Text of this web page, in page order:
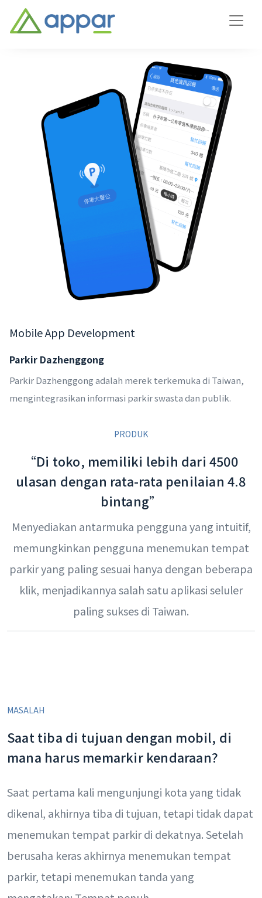
Mobile App Development
Parkir Dazhenggong
Parkir Dazhenggong adalah merek terkemuka di Taiwan,
mengintegrasikan informasi parkir swasta dan publik.
PRODUK
“Di toko, memiliki lebih dari 4500
ulasan dengan rata-rata penilaian 4.8
bintang”
Menyediakan antarmuka pengguna yang intuitif,
memungkinkan pengguna menemukan tempat
parkir yang paling sesuai hanya dengan beberapa
klik, menjadikannya salah satu aplikasi seluler
paling sukses di Taiwan.
MASALAH
Saat tiba di tujuan dengan mobil, di
mana harus memarkir kendaraan?
Saat pertama kali mengunjungi kota yang tidak
dikenal, akhirnya tiba di tujuan, tetapi tidak dapat
menemukan tempat parkir di dekatnya. Setelah
berusaha keras akhirnya menemukan tempat
parkir, tetapi menemukan tanda yang